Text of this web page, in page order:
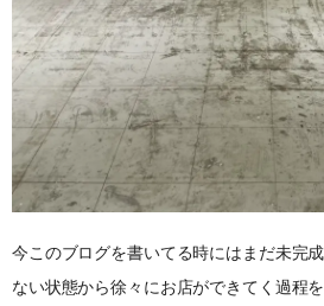
今このブログを書いてる時にはまだ未完
ない状態から徐々にお店ができてく過程